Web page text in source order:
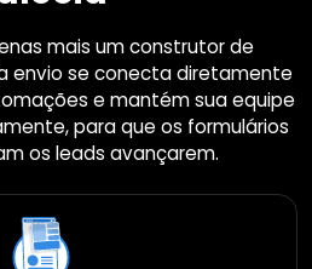
mais um construtor de
envio se conecta diretamente
e mantém sua equipe
para que os formulários
os leads avançarem.